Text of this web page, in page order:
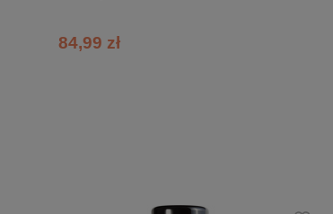
84,99 zł